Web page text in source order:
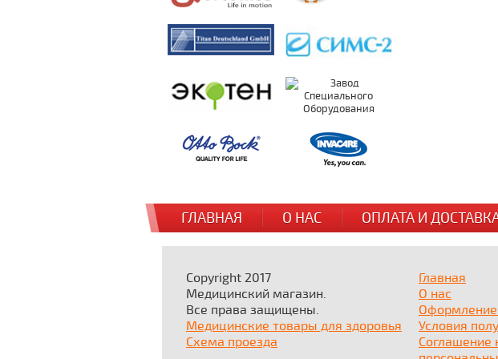
ГЛАВНАЯ О НАС ОПЛАТА И
Copyright 2017
Медицинский магазин.
Все права защищены.
Медицинские товары для здоровья
Схема проезда
Главная
О нас
Оформление
Условия
Соглашение